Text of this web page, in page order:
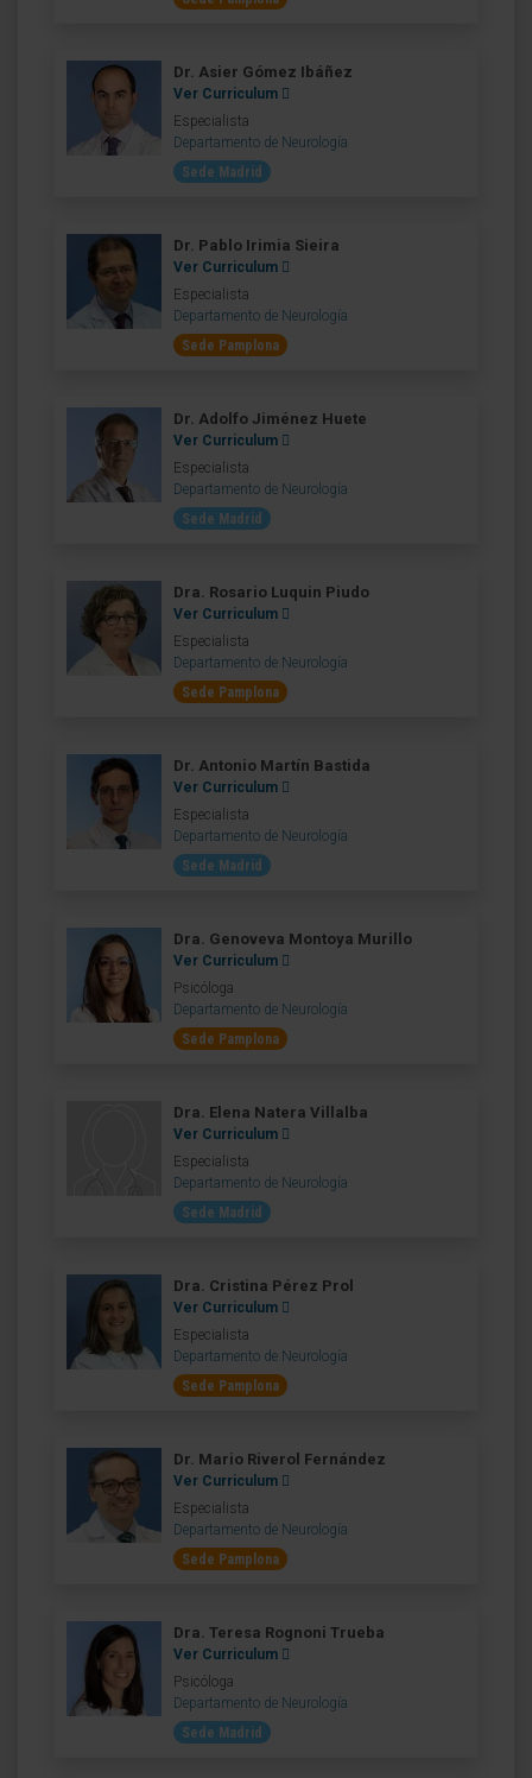
Dr. Asier Gómez Ibáñez
Ver Curriculum
Especialista
Departamento de Neurología
Sede Madrid
Dr. Pablo Irimia Sieira
Ver Curriculum
Especialista
Departamento de Neurología
Sede Pamplona
Dr. Adolfo Jiménez Huete
Ver Curriculum
Especialista
Departamento de Neurología
Sede Madrid
Dra. Rosario Luquin Piudo
Ver Curriculum
Especialista
Departamento de Neurología
Sede Pamplona
Dr. Antonio Martín Bastida
Ver Curriculum
Especialista
Departamento de Neurología
Sede Madrid
Dra. Genoveva Montoya Murillo
Ver Curriculum
Psicóloga
Departamento de Neurología
Sede Pamplona
Dra. Elena Natera Villalba
Ver Curriculum
Especialista
Departamento de Neurología
Sede Madrid
Dra. Cristina Pérez Prol
Ver Curriculum
Especialista
Departamento de Neurología
Sede Pamplona
Dr. Mario Riverol Fernández
Ver Curriculum
Especialista
Departamento de Neurología
Sede Pamplona
Dra. Teresa Rognoni Trueba
Ver Curriculum
Psicóloga
Departamento de Neurología
Sede Madrid